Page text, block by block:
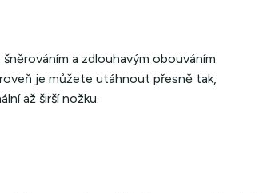
a zdlouhavým obouváním.
je můžete utáhnout přesně tak,
až širší nožku.